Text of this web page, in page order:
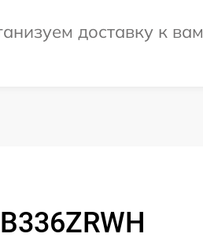
доставку к вам